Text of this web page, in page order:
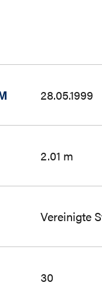
28.05.1999
2.01 m
Vereinigte
30